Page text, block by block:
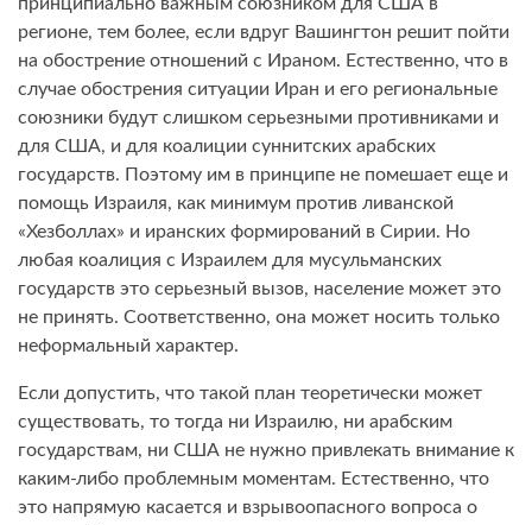
принципиально важным союзником для США в
регионе, тем более, если вдруг Вашингтон решит пойти
на обострение отношений с Ираном. Естественно, что в
случае обострения ситуации Иран и его региональные
союзники будут слишком серьезными противниками и
для США, и для коалиции суннитских арабских
государств. Поэтому им в принципе не помешает еще и
помощь Израиля, как минимум против ливанской
«Хезболлах» и иранских формирований в Сирии. Но
любая коалиция с Израилем для мусульманских
государств это серьезный вызов, население может это
не принять. Соответственно, она может носить только
неформальный характер.
Если допустить, что такой план теоретически может
существовать, то тогда ни Израилю, ни арабским
государствам, ни США не нужно привлекать внимание к
каким-либо проблемным моментам. Естественно, что
это напрямую касается и взрывоопасного вопроса о